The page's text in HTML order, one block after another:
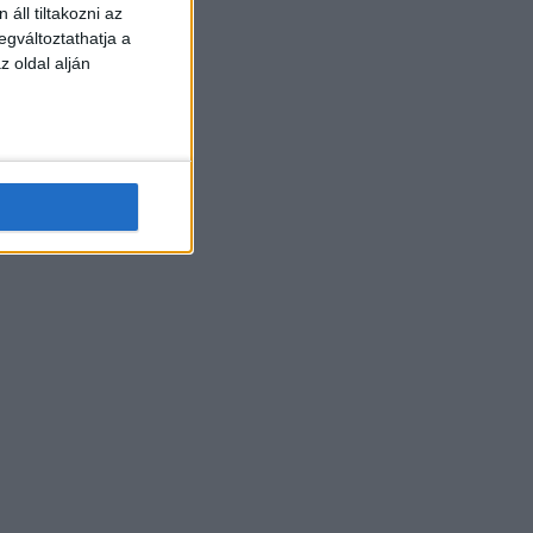
áll tiltakozni az
a
oldal alján